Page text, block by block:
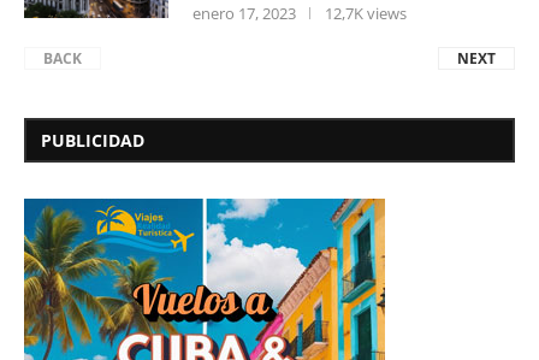
enero 17, 2023 12,7K views
BACK NEXT
PUBLICIDAD